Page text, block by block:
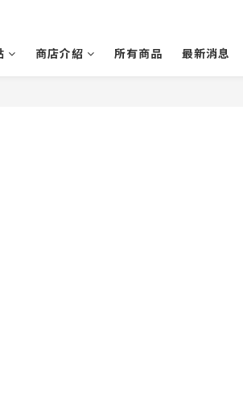
商店介紹 所有商品 最新消息